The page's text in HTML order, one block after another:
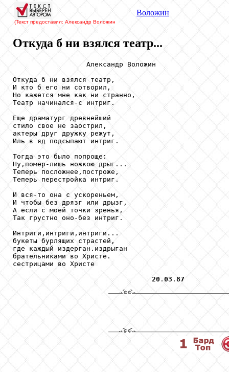
(Текст предоставил: Александр Воложин
Воложин
Откуда б ни взялся театр...
                  Александр Воложин
Откуда б ни взялся театр,
И кто б его ни сотворил,
Но кажется мне как ни странно,
Театр начинался-с интриг.
Еще драматург древнейший
стило свое не заострил,
актеры друг дружку режут,
Иль в яд подсыпают интриг.
Тогда это было попроще:
Ну,помер-лишь ножкою дрыг...
Теперь посложнее,построже,
Теперь перестройка интриг.
И вся-то она с ускореньем,
И чтобы без дрязг или дрызг,
А если с моей точки зренья,
Так грустно оно-без интриг.
Интриги,интриги,интриги...
букеты бурлящих страстей,
где каждый издерган.издрыган
брательниками во Христе.
сестрицами во Христе
20 . 03 . 87